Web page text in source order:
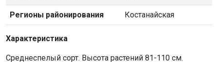
Регионы районирования Костанайская
Характеристика
Среднеспелый сорт. Высота растений 81-110 см.